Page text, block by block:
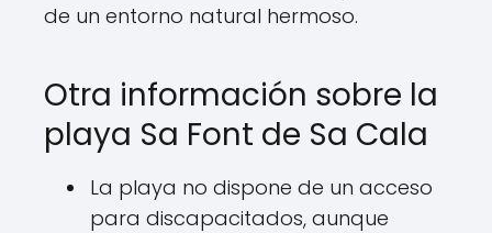
de un entorno natural hermoso.
Otra información sobre la
playa Sa Font de Sa Cala
La playa no dispone de un acceso
para discapacitados, aunque